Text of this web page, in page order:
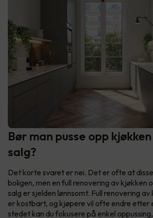
Bør man pusse opp
salg?
Det korte svaret er nei. Det er ofte at
boligen, men en full renovering av kjøkken
salg er sjelden lønnsomt. Full renovering
er kostbart, og kjøpere vil ofte endre etter
stedet kan du fokusere på enkel